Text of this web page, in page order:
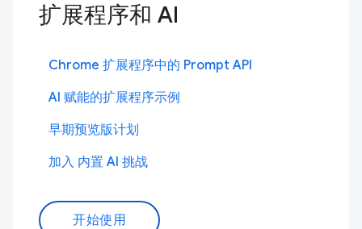
扩展程序和 AI
Chrome 扩展程序中的 Prompt API
AI 赋能的扩展程序示例
早期预览版计划
加入 内置 AI 挑战
开始使用